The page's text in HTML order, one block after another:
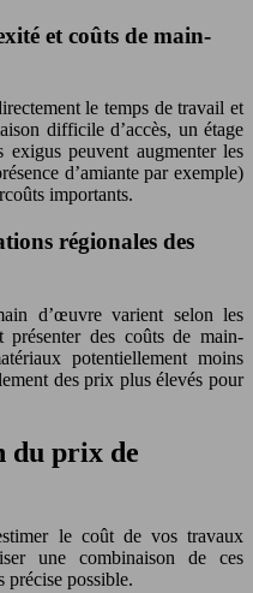
et coûts de main-
le temps de travail et
difficile d’accès, un étage
exigus peuvent augmenter les
d’amiante par exemple)
importants.
régionales des
d’œuvre varient selon les
présenter des coûts de main-
potentiellement moins
des prix plus élevés pour
du prix de
le coût de vos travaux
une combinaison de ces
précise possible.